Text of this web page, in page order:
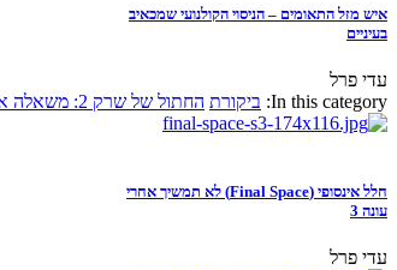
איש מזל התאומים – הניסוי הקולנועי שמכאיב
בעיניים
עדי פרל
In this category: ביקורת החתול של שרק 2: משאלה אחת ודי
חלל אינסופי (Final Space) לא תמשיך אחרי
עונה 3
עדי פרל